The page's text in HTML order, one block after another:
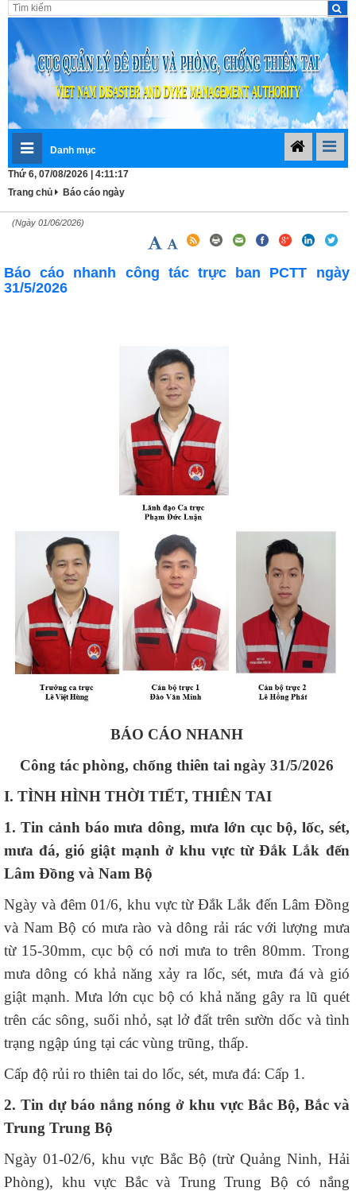
Danh mục
Thứ 6, 07/08/2026 | 4:11:17
Trang chủ
Báo cáo ngày
(Ngày 01/06/2026)
Báo cáo nhanh công tác trực ban PCTT ngày
31/5/2026
BÁO CÁO NHANH
Công tác phòng, chống thiên tai ngày 31/5/2026
I. TÌNH HÌNH THỜI TIẾT, THIÊN TAI
1. Tin cảnh báo mưa dông, mưa lớn cục bộ, lốc, sét,
mưa đá, gió giật mạnh ở khu vực từ Đắk Lắk đến
Lâm Đồng và Nam Bộ
Ngày và đêm 01/6, khu vực từ Đắk Lắk đến Lâm Đồng
và Nam Bộ có mưa rào và dông rải rác với lượng mưa
từ 15-30mm, cục bộ có nơi mưa to trên 80mm. Trong
mưa dông có khả năng xảy ra lốc, sét, mưa đá và gió
giật mạnh. Mưa lớn cục bộ có khả năng gây ra lũ quét
trên các sông, suối nhỏ, sạt lở đất trên sườn dốc và tình
trạng ngập úng tại các vùng trũng, thấp.
Cấp độ rủi ro thiên tai do lốc, sét, mưa đá: Cấp 1.
2. Tin dự báo nắng nóng ở khu vực Bắc Bộ, Bắc và
Trung Trung Bộ
Ngày 01-02/6, khu vực Bắc Bộ (trừ Quảng Ninh, Hải
Phòng), khu vực Bắc và Trung Trung Bộ có nắng